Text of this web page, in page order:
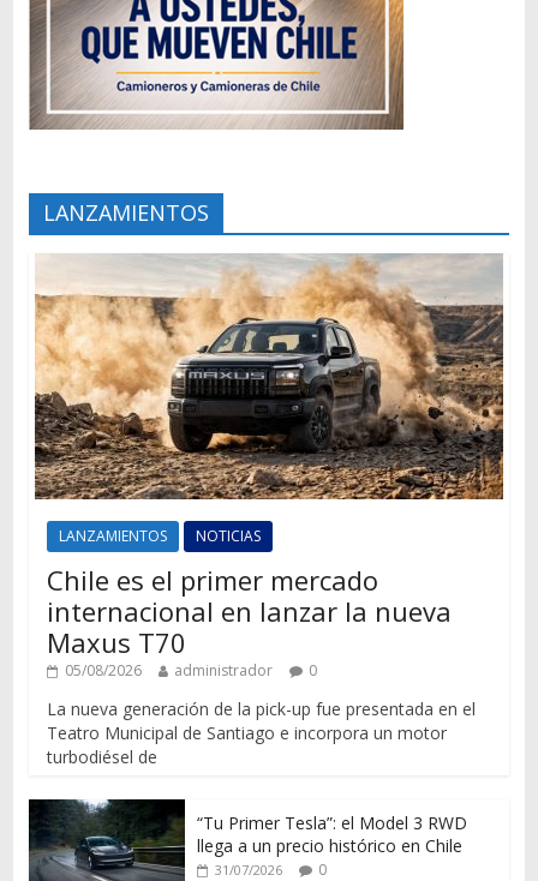
LANZAMIENTOS
LANZAMIENTOS NOTICIAS
Chile es el primer mercado
internacional en lanzar la nueva
Maxus T70
05/08/2026 administrador 0
La nueva generación de la pick-up fue presentada en el
Teatro Municipal de Santiago e incorpora un motor
turbodiésel de
“Tu Primer Tesla”: el Model 3 RWD
llega a un precio histórico en Chile
31/07/2026 0